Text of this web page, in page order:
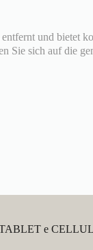
und bietet
Sie sich auf die
e